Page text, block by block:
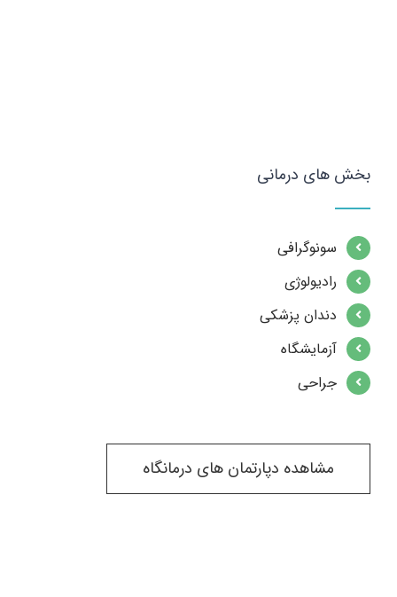
بخش های درمانی
سونوگرافی
رادیولوژی
دندان پزشکی
آزمایشگاه
جراحی
مشاهده دپارتمان های درمانگاه